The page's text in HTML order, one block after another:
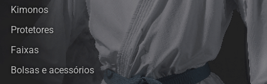
Kimonos
Protetores
Faixas
Bolsas e acessórios